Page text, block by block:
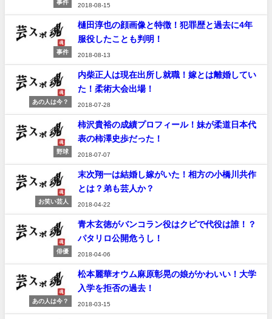
事件
2018-08-15
事件
樋田淳也の顔画像と特徴！犯罪歴と過去に4年
服役したことも判明！
2018-08-13
あの人は今？
内柴正人は現在出所し就職！嫁とは離婚してい
た！柔術大会出場！
2018-07-28
野球
柿沢貴裕の成績プロフィール！妹が柔道日本代
表の柿澤史歩だった！
2018-07-07
お笑い芸人
末次翔一は結婚し嫁がいた！相方の小橋川共作
とは？弟も芸人か？
2018-04-22
俳優
青木玄徳がバンコラン役はクビで代役は誰！？
パタリロ公開危うし！
2018-04-06
あの人は今？
松本麗華オウム麻原彰晃の娘がかわいい！大学
入学を拒否の過去！
2018-03-15